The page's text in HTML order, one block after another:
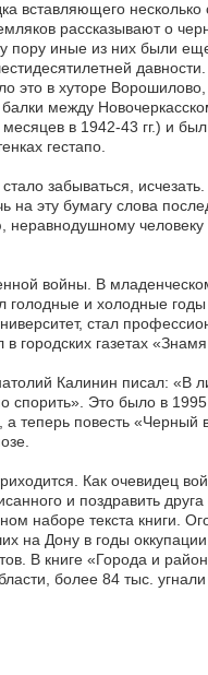
вставляющего несколько
рассказывают о
пору иные из них были
это в хуторе
между
в 1942-43 гг.) и
гестапо.
забываться,
эту бумагу слова
человеку
войны. В
голодные и холодные
стал
городских газетах
Калинин писал: «В
спорить». Это было в
теперь повесть «Черный
Как очевидец
и поздравить
наборе текста книги.
на Дону в годы
В книге «Города и
более 84 тыс. угнали